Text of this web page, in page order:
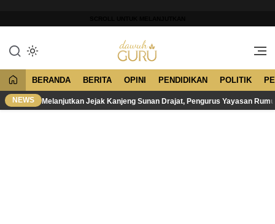
konten
Dawuh Guru
Merawat Tradisi, Membangun
BERANDA BERITA OPINI PENDIDIKAN POLITIK
NEWS Melanjutkan Jejak Kanjeng Sunan Drajat, Pengurus Yayasan